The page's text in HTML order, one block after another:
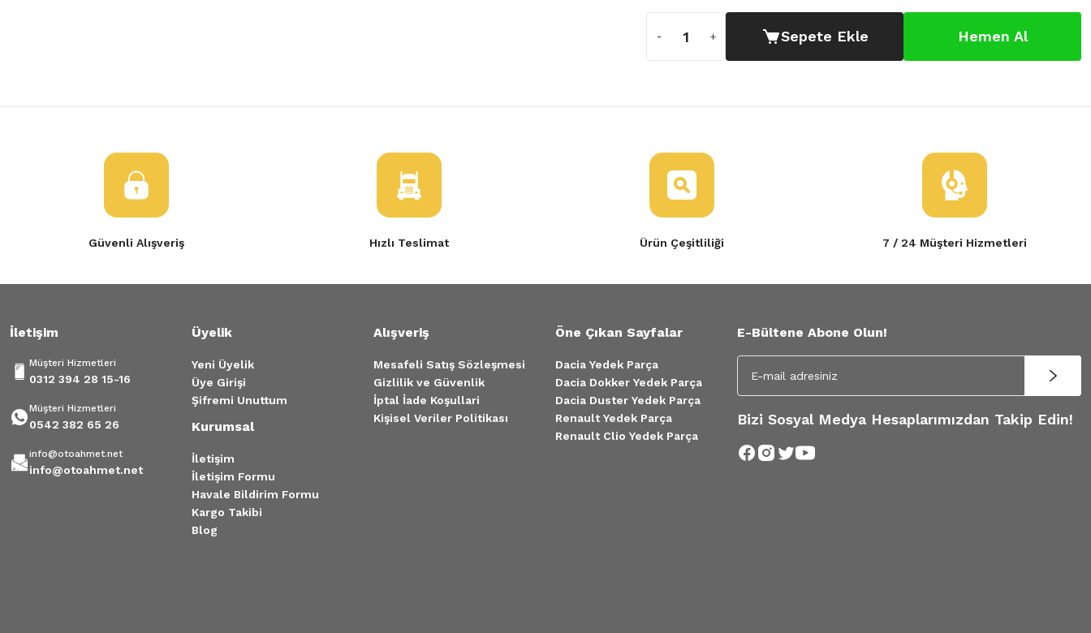
Sepete Ekle Hemen Al
Güvenli Alışveriş Hızlı Teslimat Ürün Çeşitliliği 7 / 24 Müşteri Hizmetleri
İletişim
Müşteri Hizmetleri
0312 394 28 15-16
Müşteri Hizmetleri
0542 382 65 26
info@otoahmet.net
info@otoahmet.net
Üyelik
Yeni Üyelik
Üye Girişi
Şifremi Unuttum
Kurumsal
İletişim
İletişim Formu
Havale Bildirim Formu
Kargo Takibi
Blog
Alışveriş
Mesafeli Satış Sözleşmesi
Gizlilik ve Güvenlik
İptal İade Koşullari
Kişisel Veriler Politikası
Öne Çıkan Sayfalar
Dacia Yedek Parça
Dacia Dokker Yedek Parça
Dacia Duster Yedek Parça
Renault Yedek Parça
Renault Clio Yedek Parça
E-Bültene Abone Olun!
Bizi Sosyal Medya Hesaplarımızdan Takip Edin!